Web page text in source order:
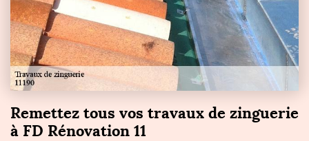
Remettez tous vos travaux de zinguerie
à FD Rénovation 11